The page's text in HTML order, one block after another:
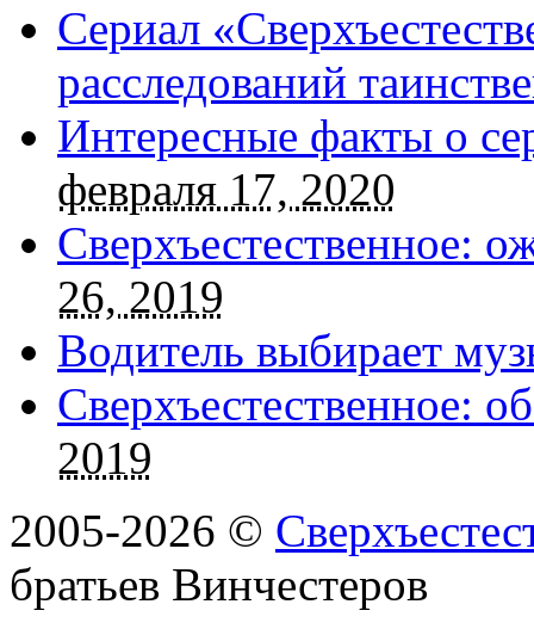
Сериал
расследований
Интересные факты о
февраля 17, 2020
Сверхъестественное:
26, 2019
Водитель выбирает
Сверхъестественное:
2019
2005-2026 ©
братьев Винчестеров